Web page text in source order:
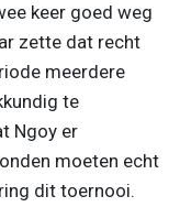
keer goed weg
zette dat recht
meerdere
te
Ngoy er
moeten echt
dit toernooi.